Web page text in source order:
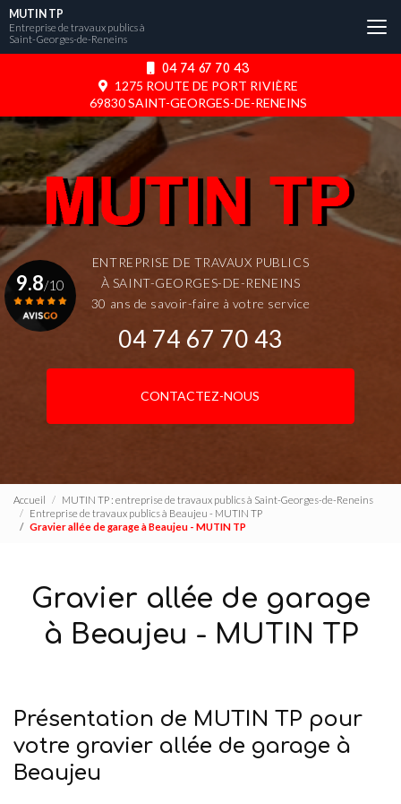
Aller
au
contenu
04 74 67 70 43
1275 ROUTE DE PORT RIVIÈRE
69830 SAINT-GEORGES-DE-RENEINS
MUTIN TP
Entreprise de travaux publics à
Saint-Georges-de-Reneins
ENTREPRISE DE TRAVAUX PUBLICS
À SAINT-GEORGES-DE-RENEINS
30 ans de savoir-faire à votre service
04 74 67 70 43
CONTACTEZ-NOUS
9.8/10
Accueil
MUTIN TP : entreprise de travaux publics à Saint-Georges-de-Reneins
Entreprise de travaux publics à Beaujeu - MUTIN TP
Gravier allée de garage à Beaujeu - MUTIN TP
Gravier allée de garage
à Beaujeu - MUTIN TP
Présentation de MUTIN TP pour
votre gravier allée de garage à
Beaujeu